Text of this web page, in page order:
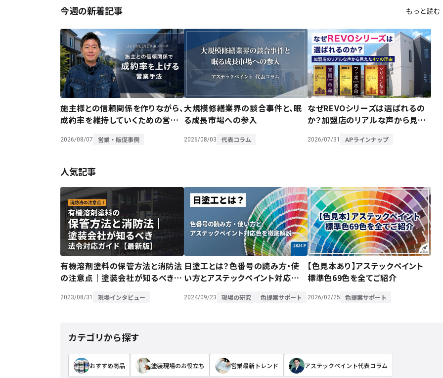
今週の新着記事 もっと読む
施主様との信頼関係を作りながら、
成約率を維持していくための営業
2026/08/07 営業・販促事例
大規模修繕業界の談合事件と、眠
る成長市場への参入
2026/08/03 代表コラム
なぜREVOシリーズは選ばれるの
か？加盟店のリアルな声から見え
2026/07/31 APラインナップ
人気記事
有機溶剤塗料の保管方法と消防法
の注意点｜塗装会社が知るべき法
2023/08/31 現場インタビュー
日塗工とは？色番号の読み方・使
い方とアステックペイント対応色を
2024/09/23 現場の研究 色提案サポート
【色見本あり】アステックペイント
標準色69色を全てご紹介
2026/02/25 色提案サポート
カテゴリから探す
おすすめ商品 塗装現場のお役立ち 営業最新トレンド アステックペイント代表コラム